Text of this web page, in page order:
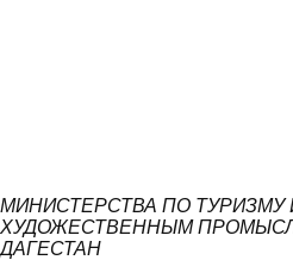
МИНИСТЕРСТВА ПО
ХУДОЖЕСТВЕННЫМ
ДАГЕСТАН